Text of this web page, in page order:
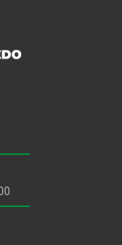
Família e